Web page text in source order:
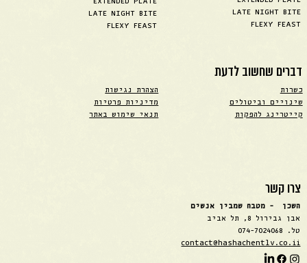
LATE NIGHT BITE
FLEXY FEAST
LATE NIGHT BITE
FLEXY FEAST
דברים שחשוב לדעת
כשרות
שינויים וביטולים
קייטרינג להפקות
הצהרת נגישות
מדיניות פרטיות
תנאי שימוש באתר
צרו קשר
השכן - מטבח שמבין אנשים
אבן גבירול 8, תל אביב
טל. 074-7024068
contact@hashachentlv.co.ii